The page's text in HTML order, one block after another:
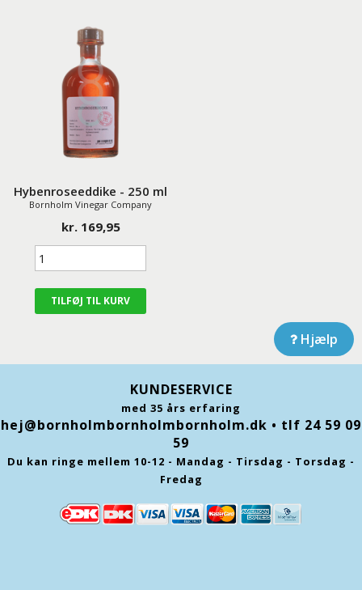
Hybenroseeddike - 250 ml
Bornholm Vinegar Company
kr. 169,95
Hjælp
KUNDESERVICE
med 35 års erfaring
hej@bornholmbornholmbornholm.dk • tlf 24 59 09
59
Du kan ringe mellem 10-12 - Mandag - Tirsdag - Torsdag -
Fredag